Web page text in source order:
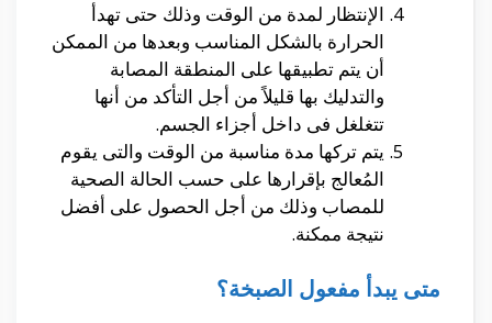
الإنتظار لمدة من الوقت وذلك حتى تهدأ
الحرارة بالشكل المناسب وبعدها من الممكن
أن يتم تطبيقها على المنطقة المصابة
والتدليك بها قليلاً من أجل التأكد من أنها
تتغلغل فى داخل أجزاء الجسم.
يتم تركها مدة مناسبة من الوقت والتى يقوم
المُعالج بإقرارها على حسب الحالة الصحية
للمصاب وذلك من أجل الحصول على أفضل
نتيجة ممكنة.
متى يبدأ مفعول الصبخة؟